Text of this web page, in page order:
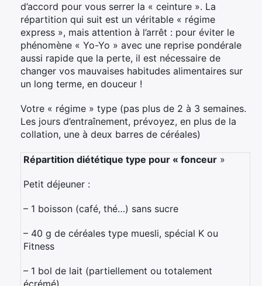
d’accord pour vous serrer la « ceinture ». La
répartition qui suit est un véritable « régime
express », mais attention à l’arrêt : pour éviter le
phénomène « Yo-Yo » avec une reprise pondérale
aussi rapide que la perte, il est nécessaire de
changer vos mauvaises habitudes alimentaires sur
un long terme, en douceur !
Votre « régime » type (pas plus de 2 à 3 semaines.
Les jours d’entraînement, prévoyez, en plus de la
collation, une à deux barres de céréales)
Répartition diététique type pour « fonceur »
Petit déjeuner :
– 1 boisson (café, thé…) sans sucre
– 40 g de céréales type muesli, spécial K ou
Fitness
– 1 bol de lait (partiellement ou totalement
écrémé)